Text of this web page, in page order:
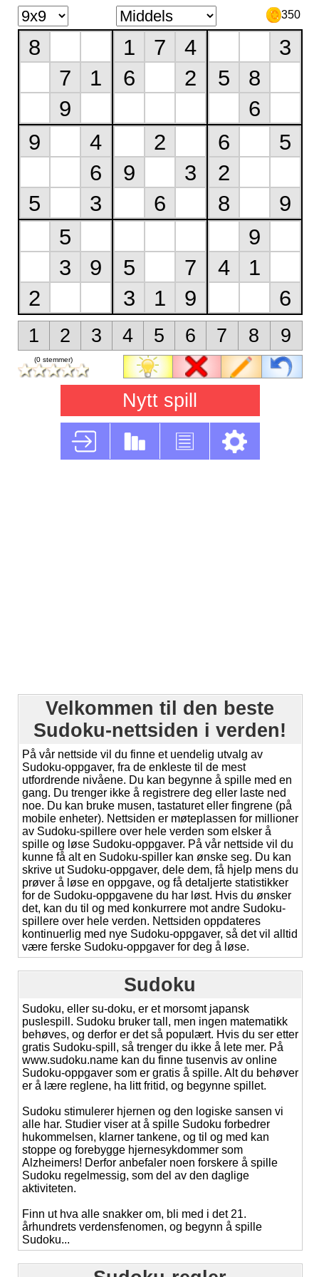
350
8
7
1
9
1 7
4
6
2
3
5
8
6
9
4
6
5
3
2
9
3
6
6
5
2
8
9
5
3
9
2
5
7
3
1 9
9
4
1
6
1 2 3 4 5 6 7 8 9
(0 stemmer)
Nytt spill
Velkommen til den beste
Sudoku-nettsiden i verden!
På vår nettside vil du finne et uendelig utvalg av
Sudoku-oppgaver, fra de enkleste til de mest
utfordrende nivåene. Du kan begynne å spille med en
gang. Du trenger ikke å registrere deg eller laste ned
noe. Du kan bruke musen, tastaturet eller fingrene (på
mobile enheter). Nettsiden er møteplassen for millioner
av Sudoku-spillere over hele verden som elsker å
spille og løse Sudoku-oppgaver. På vår nettside vil du
kunne få alt en Sudoku-spiller kan ønske seg. Du kan
skrive ut Sudoku-oppgaver, dele dem, få hjelp mens du
prøver å løse en oppgave, og få detaljerte statistikker
for de Sudoku-oppgavene du har løst. Hvis du ønsker
det, kan du til og med konkurrere mot andre Sudoku-
spillere over hele verden. Nettsiden oppdateres
kontinuerlig med nye Sudoku-oppgaver, så det vil alltid
være ferske Sudoku-oppgaver for deg å løse.
Sudoku
Sudoku, eller su-doku, er et morsomt japansk
puslespill. Sudoku bruker tall, men ingen matematikk
behøves, og derfor er det så populært. Hvis du ser etter
gratis Sudoku-spill, så trenger du ikke å lete mer. På
www.sudoku.name kan du finne tusenvis av online
Sudoku-oppgaver som er gratis å spille. Alt du behøver
er å lære reglene, ha litt fritid, og begynne spillet.
Sudoku stimulerer hjernen og den logiske sansen vi
alle har. Studier viser at å spille Sudoku forbedrer
hukommelsen, klarner tankene, og til og med kan
stoppe og forebygge hjernesykdommer som
Alzheimers! Derfor anbefaler noen forskere å spille
Sudoku regelmessig, som del av den daglige
aktiviteten.
Finn ut hva alle snakker om, bli med i det 21.
århundrets verdensfenomen, og begynn å spille
Sudoku...